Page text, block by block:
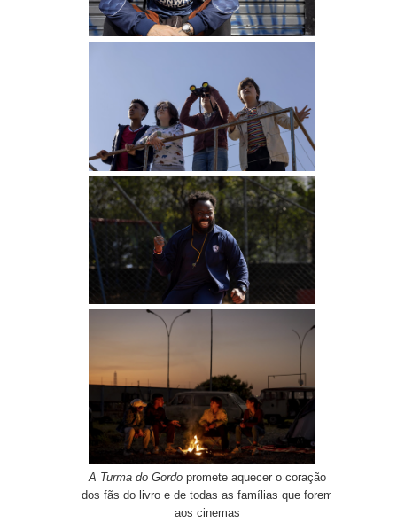
A Turma do Gordo promete aquecer o coração
dos fãs do livro e de todas as famílias que forem
aos cinemas